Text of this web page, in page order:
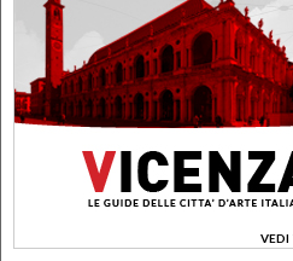
VEDI
>